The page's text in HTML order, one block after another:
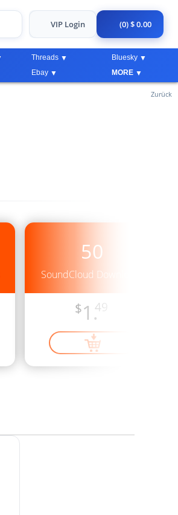
VIP Login (0) $ 0.00
Threads
Bluesky
Ebay MORE
Zurück
50
SoundCloud Downloads
$1.49